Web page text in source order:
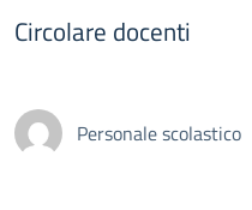
Circolare docenti
Personale scolastico